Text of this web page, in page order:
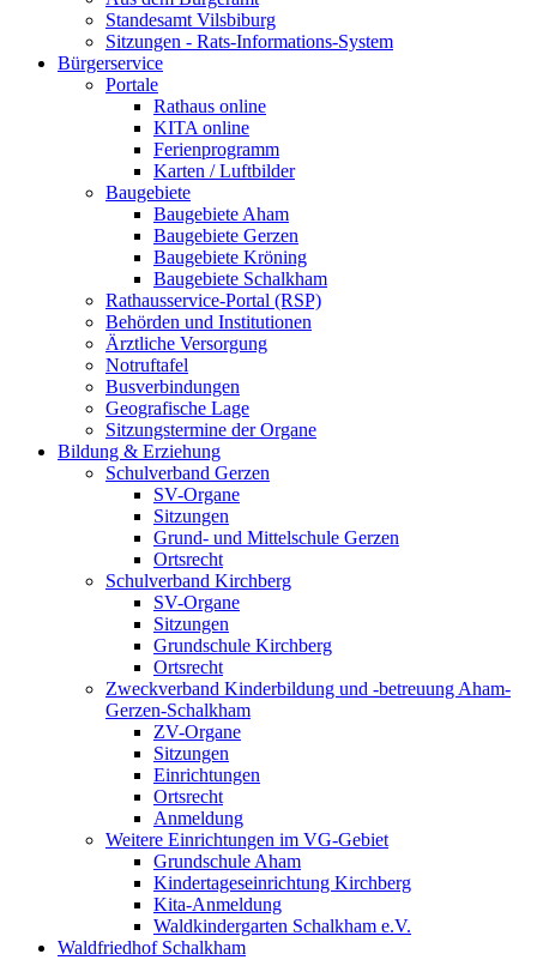
Standesamt Vilsbiburg
Sitzungen - Rats-Informations-System
Bürgerservice
Portale
Rathaus online
KITA online
Ferienprogramm
Karten / Luftbilder
Baugebiete
Baugebiete Aham
Baugebiete Gerzen
Baugebiete Kröning
Baugebiete Schalkham
Rathausservice-Portal (RSP)
Behörden und Institutionen
Ärztliche Versorgung
Notruftafel
Busverbindungen
Geografische Lage
Sitzungstermine der Organe
Bildung & Erziehung
Schulverband Gerzen
SV-Organe
Sitzungen
Grund- und Mittelschule Gerzen
Ortsrecht
Schulverband Kirchberg
SV-Organe
Sitzungen
Grundschule Kirchberg
Ortsrecht
Zweckverband Kinderbildung und -betreuung Aham-
Gerzen-Schalkham
ZV-Organe
Sitzungen
Einrichtungen
Ortsrecht
Anmeldung
Weitere Einrichtungen im VG-Gebiet
Grundschule Aham
Kindertageseinrichtung Kirchberg
Kita-Anmeldung
Waldkindergarten Schalkham e.V.
Waldfriedhof Schalkham